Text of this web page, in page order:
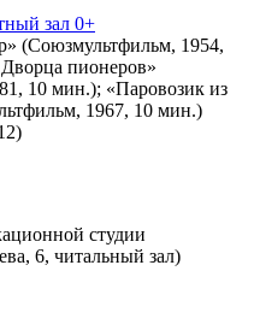
зал 0+
(Союзмультфильм, 1954,
пионеров»
10 мин.); «Паровозик из
1967, 10 мин.)
студии
6, читальный зал)